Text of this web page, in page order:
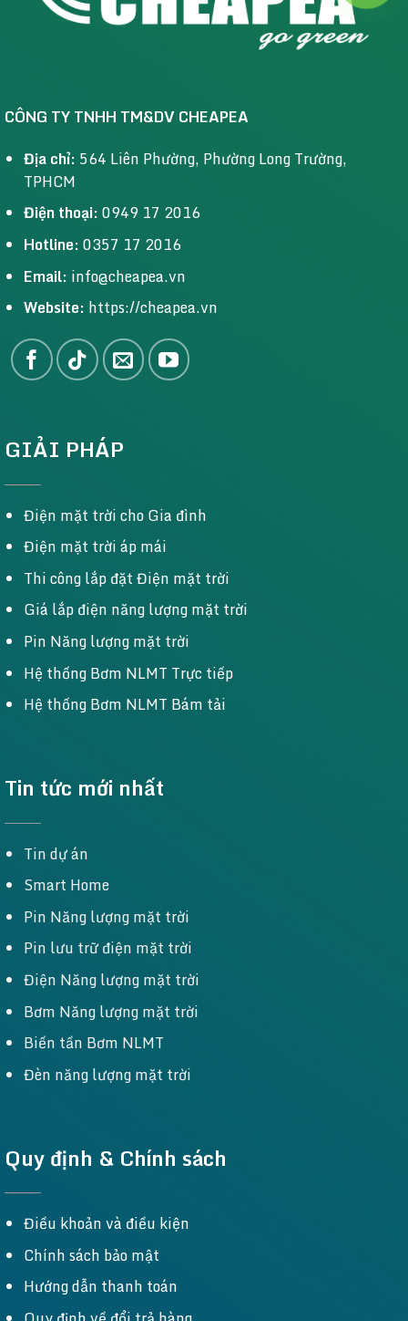
CÔNG TY TNHH TM&DV CHEAPEA
Địa chỉ: 564 Liên Phường, Phường Long Trường,
TPHCM
Điện thoại:0949 17 2016
Hotline:0357 17 2016
Email: info@cheapea.vn
Website: https://cheapea.vn
GIẢI PHÁP
Điện mặt trời cho Gia đình
Điện mặt trời áp mái
Thi công lắp đặt Điện mặt trời
Giá lắp điện năng lượng mặt trời
Pin Năng lượng mặt trời
Hệ thống Bơm NLMT Trực tiếp
Hệ thống Bơm NLMT Bám tải
Tin tức mới nhất
Tin dự án
Smart Home
Pin Năng lượng mặt trời
Pin lưu trữ điện mặt trời
Điện Năng lượng mặt trời
Bơm Năng lượng mặt trời
Biến tần Bơm NLMT
Đèn năng lượng mặt trời
Quy định & Chính sách
Điều khoản và điều kiện
Chính sách bảo mật
Hướng dẫn thanh toán